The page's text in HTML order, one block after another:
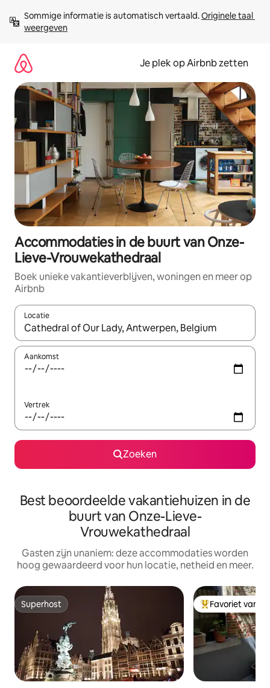
direct
naar
Sommige informatie is automatisch vertaald. Originele taal
weergeven
Je plek op Airbnb zetten
Accommodaties in de buurt van Onze-
Lieve-Vrouwekathedraal
Boek unieke vakantieverblijven, woningen en meer op
Airbnb
Locatie
Wanneer er resultaten beschikbaar zijn, maak je een keuze
Aankomst
Vertrek
Zoeken
Best beoordeelde vakantiehuizen in de
buurt van Onze-Lieve-
Vrouwekathedraal
Gasten zijn unaniem: deze accommodaties worden
hoog gewaardeerd voor hun locatie, netheid en meer.
Superhost
Superhost Topfavoriet van
Favoriet van